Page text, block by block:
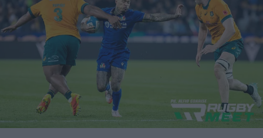
6 Nazioni
United Rugby Championship
Top14
Premiership
Champions Cup